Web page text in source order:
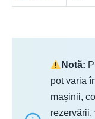
Notă:
pot varia
mașinii,
rezervării,